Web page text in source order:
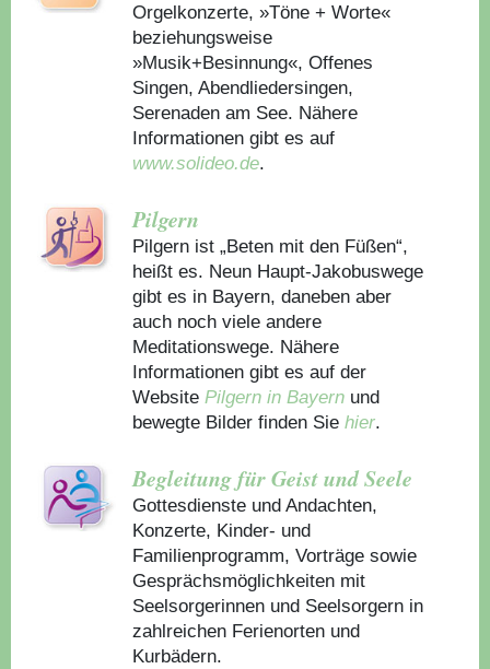
Orgelkonzerte, »Töne + Worte«
beziehungsweise
»Musik+Besinnung«, Offenes
Singen, Abendliedersingen,
Serenaden am See. Nähere
Informationen gibt es auf
www.solideo.de.
Pilgern
Pilgern ist „Beten mit den Füßen“,
heißt es. Neun Haupt-Jakobuswege
gibt es in Bayern, daneben aber
auch noch viele andere
Meditationswege. Nähere
Informationen gibt es auf der
WebsitePilgern in Bayern und
bewegte Bilder finden Sie hier.
Begleitung für Geist und Seele
Gottesdienste und Andachten,
Konzerte, Kinder- und
Familienprogramm, Vorträge sowie
Gesprächsmöglichkeiten mit
Seelsorgerinnen und Seelsorgern in
zahlreichen Ferienorten und
Kurbädern.